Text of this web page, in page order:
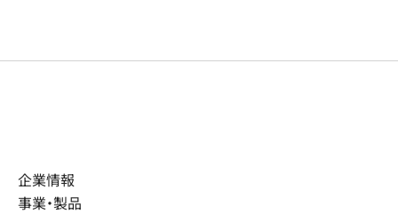
企業情報
事業・製品